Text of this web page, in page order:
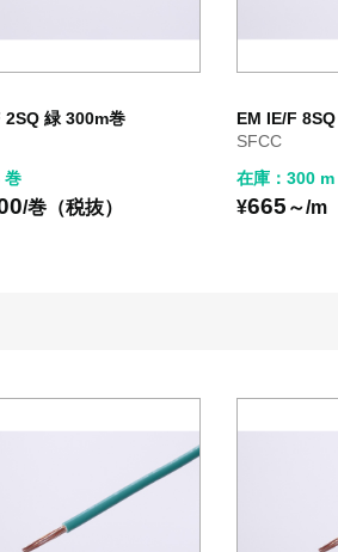
2SQ 緑 300m巻
巻
/巻（税抜）
EM IE/F
SFCC
在庫：300 m
¥665 ～/m